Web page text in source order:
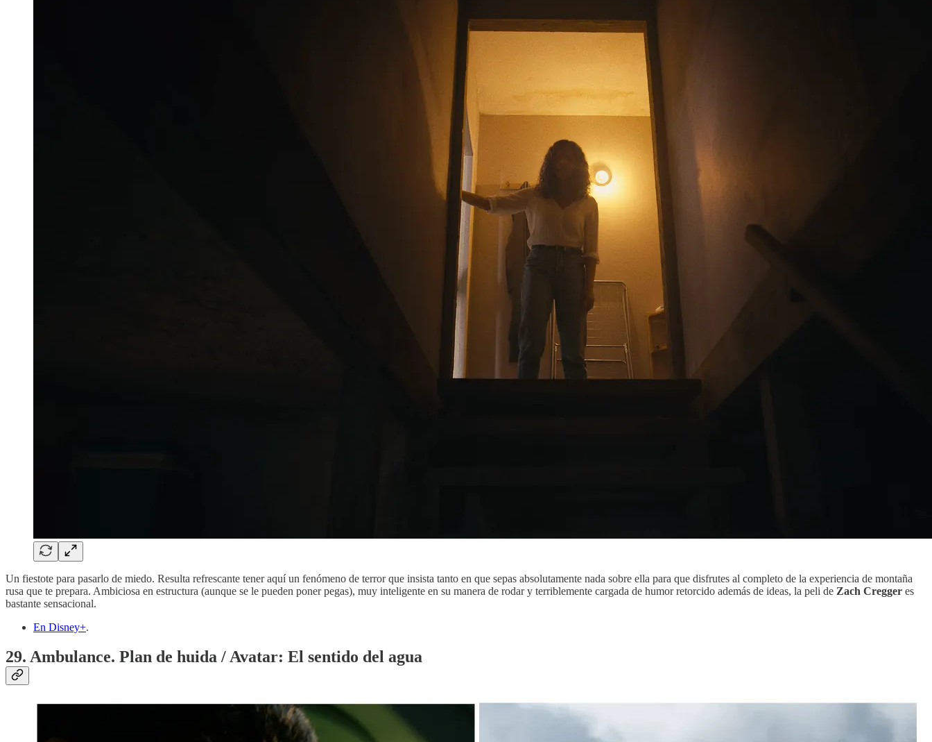
Un fiestote para pasarlo de miedo. Resulta refrescante tener aquí un fenómeno de terror que insista tanto en que sepas absolutamente nada sobre ella para que disfrutes al completo de la experiencia de montaña
rusa que te prepara. Ambiciosa en estructura (aunque se le pueden poner pegas), muy inteligente en su manera de rodar y terriblemente cargada de humor retorcido además de ideas, la peli de Zach Cregger es
bastante sensacional.
En Disney+.
29. Ambulance. Plan de huida / Avatar: El sentido del agua